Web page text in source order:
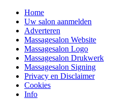
Home
Uw salon aanmelden
Adverteren
Massagesalon Website
Massagesalon Logo
Massagesalon Drukwerk
Massagesalon Signing
Privacy en Disclaimer
Cookies
Info